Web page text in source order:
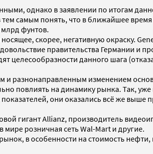
однако в заявлении по итогам
самым понять, что в ближайшее
фунтов.
скорее, негативную окраску.
правительства Германии и
целесообразности данного шага
разнонаправленным изменением
повлиять на динамику рынка. Так,
они оказались всё же выше
гигант Allianz, производитель
розничная сеть Wal-Mart и другие.
в особенности на стоимость